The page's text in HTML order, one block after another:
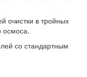
очистки в тройных
осмоса.
со стандартным